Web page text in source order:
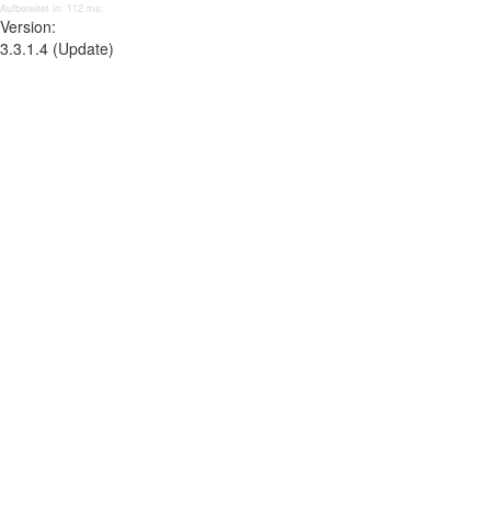
Aufbereitet in: 112 ms;
Version:
3.3.1.4 (Update)